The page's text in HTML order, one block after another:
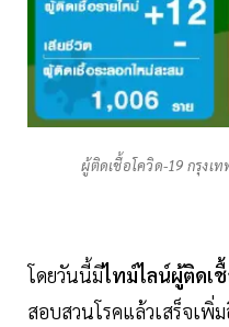
ผู้ติดเชื้อโควิด-19 กรุงเ
โดยวันนี้มีไทม์ไลน์ผู้ติดเ
สอบสวนโรคแล้วเสร็จเพิ่